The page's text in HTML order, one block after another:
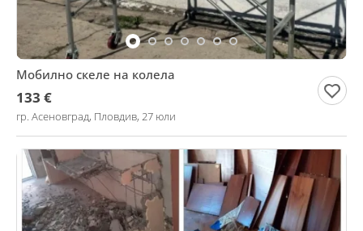
Мобилно скеле на колела
133 €
гр. Асеновград, Пловдив, 27 юли